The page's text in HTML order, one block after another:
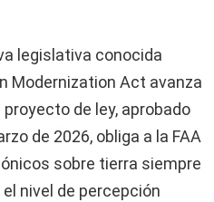
legislativa conocida
Modernization Act avanza
de ley, aprobado
de 2026, obliga a la FAA
sobre tierra siempre
el nivel de percepción